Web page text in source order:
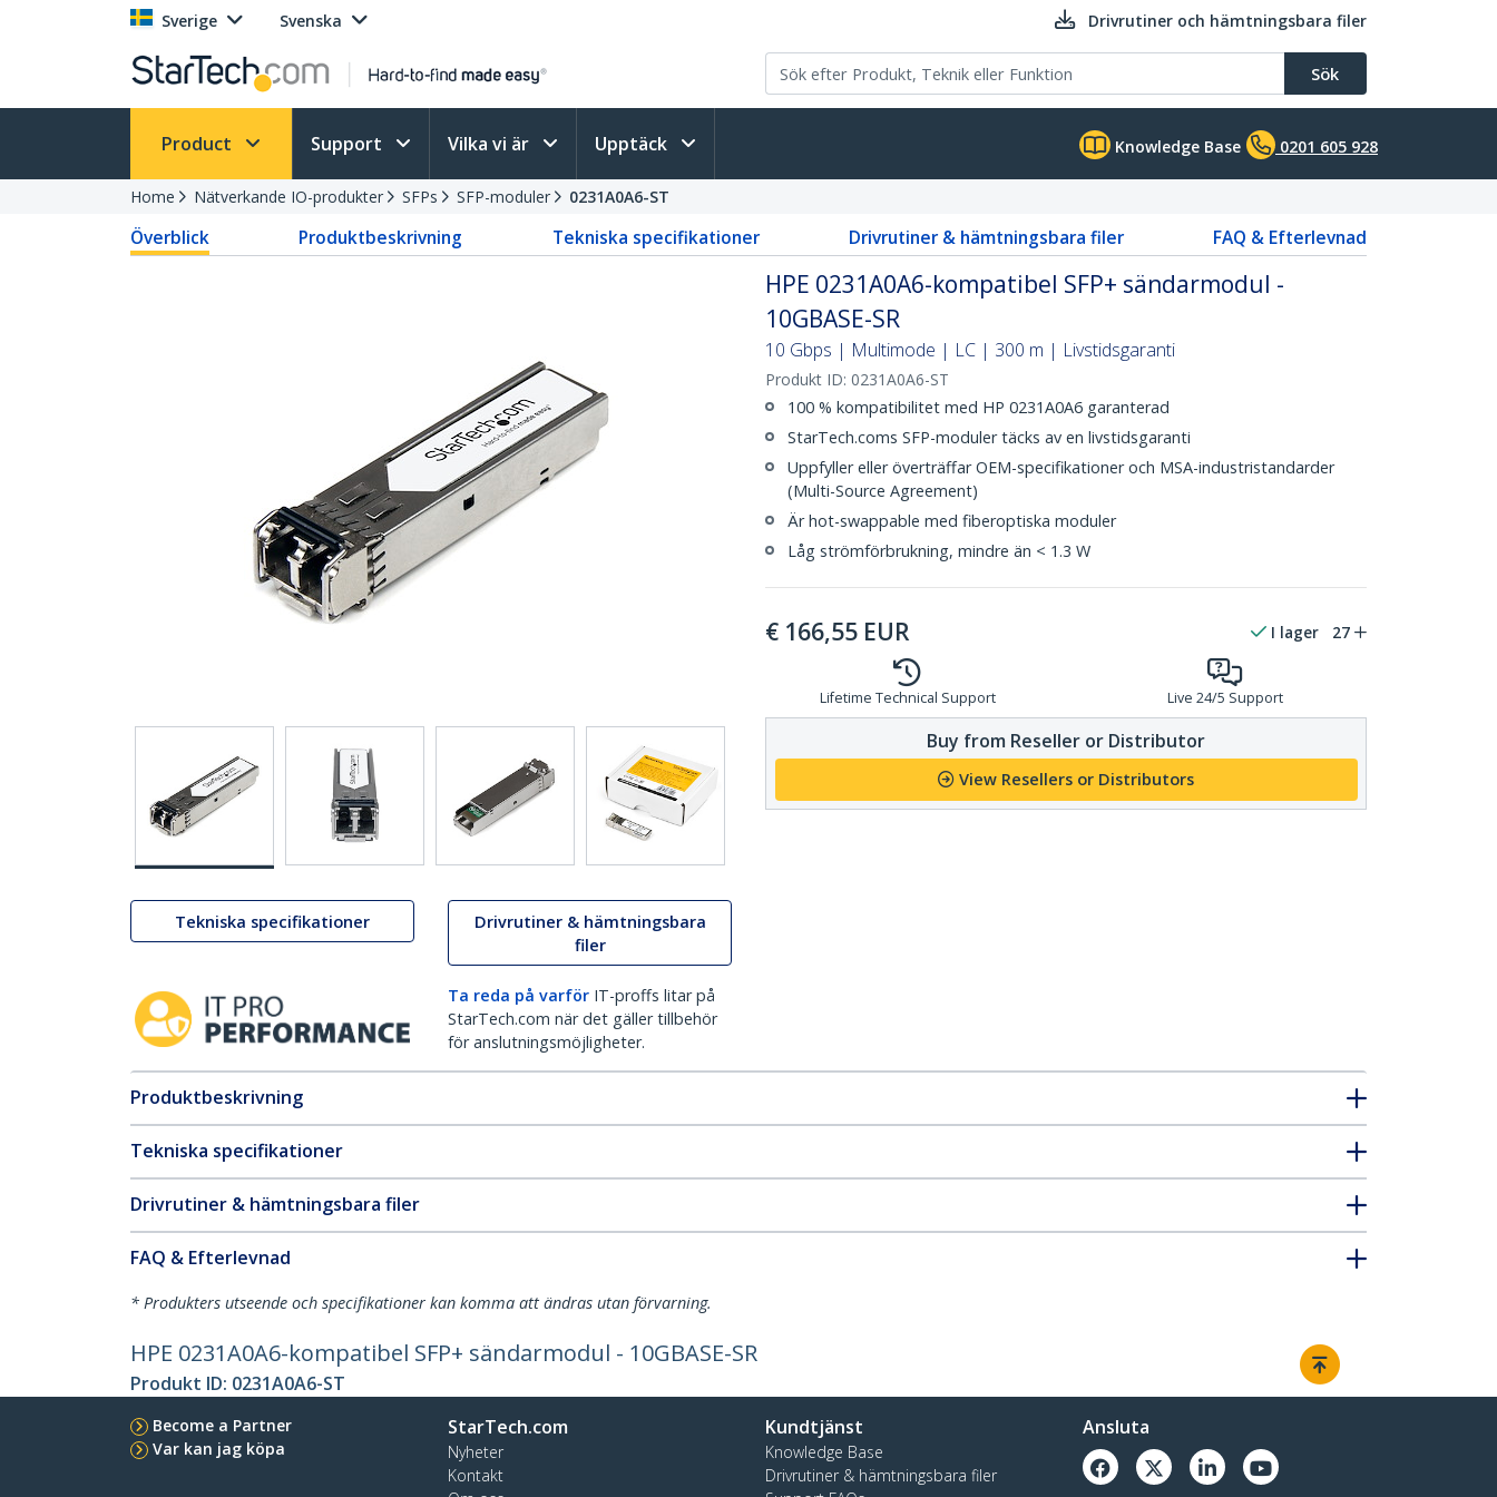
Sverige Svenska Drivrutiner och hämtningsbara filer
Sök
Product Support Vilka vi är Upptäck Knowledge Base 0201 605 928
Home Nätverkande IO-produkter SFPs SFP-moduler 0231A0A6-ST
Överblick Produktbeskrivning Tekniska specifikationer Drivrutiner & hämtningsbara filer FAQ & Efterlevnad
Tekniska specifikationer
Drivrutiner & hämtningsbara
filer
Ta reda på varför IT-proffs litar på
StarTech.com när det gäller tillbehör
för anslutningsmöjligheter.
HPE 0231A0A6-kompatibel SFP+ sändarmodul -
10GBASE-SR
10 Gbps | Multimode | LC | 300 m | Livstidsgaranti
Produkt ID: 0231A0A6-ST
100 % kompatibilitet med HP 0231A0A6 garanterad
StarTech.coms SFP-moduler täcks av en livstidsgaranti
Uppfyller eller överträffar OEM-specifikationer och MSA-industristandarder
(Multi-Source Agreement)
Är hot-swappable med fiberoptiska moduler
Låg strömförbrukning, mindre än < 1.3 W
€ 166,55 EUR I lager 27
Lifetime Technical Support Live 24/5 Support
Buy from Reseller or Distributor
View Resellers or Distributors
Produktbeskrivning
Tekniska specifikationer
Drivrutiner & hämtningsbara filer
FAQ & Efterlevnad
* Produkters utseende och specifikationer kan komma att ändras utan förvarning.
HPE 0231A0A6-kompatibel SFP+ sändarmodul - 10GBASE-SR
Produkt ID: 0231A0A6-ST
Become a Partner
Var kan jag köpa
StarTech.com
Nyheter
Kontakt
Kundtjänst
Knowledge Base
Drivrutiner & hämtningsbara filer
Ansluta